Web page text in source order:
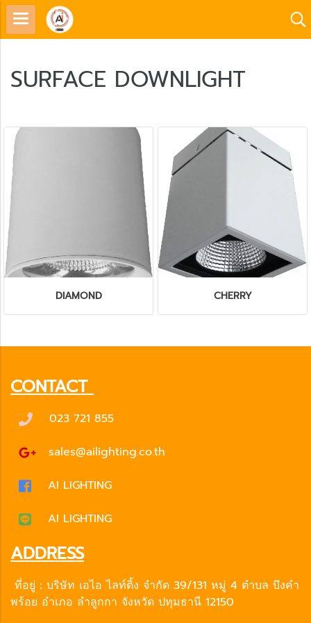
SURFACE DOWNLIGHT
DIAMOND CHERRY
CONTACT
023 721 855
sales@ailighting.co.th
AI LIGHTING
AI LIGHTING
ADDRESS
ที่อยู่：บริษัท เอไอ ไลท์ติ้ง จำกัด 39/131 หมู่ 4 ตำบล บึงคำ
พร้อย อำเภอ ลำลูกกา จังหวัด ปทุมธานี 12150